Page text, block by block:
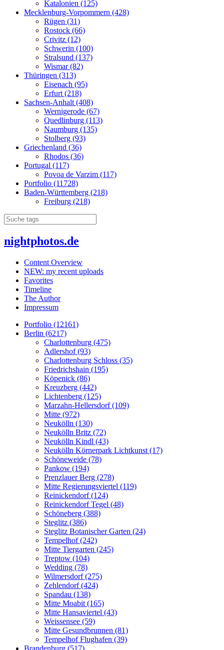
Katalonien (125)
Mecklenburg-Vorpommern (428)
Rügen (31)
Rostock (66)
Crivitz (12)
Schwerin (100)
Stralsund (137)
Wismar (82)
Thüringen (313)
Eisenach (95)
Erfurt (218)
Sachsen-Anhalt (408)
Wernigerode (67)
Quedlinburg (113)
Naumburg (135)
Stolberg (93)
Griechenland (36)
Rhodos (36)
Portugal (117)
Povoa de Varzim (117)
Portfolio (11728)
Baden-Württemberg (218)
Freiburg (218)
nightphotos.de
Content Overview
NEW: my recent uploads
Favorites
Timeline
The Author
Impressum
Portfolio (12161)
Berlin (6217)
Charlottenburg (475)
Adlershof (93)
Charlottenburg Schloss (35)
Friedrichshain (195)
Köpenick (86)
Kreuzberg (442)
Lichtenberg (125)
Marzahn-Hellersdorf (109)
Mitte (972)
Neukölln (130)
Neukölln Britz (72)
Neukölln Kindl (43)
Neukölln Körnerpark Lichtkunst (17)
Schöneweide (78)
Pankow (194)
Prenzlauer Berg (278)
Mitte Regierungsviertel (119)
Reinickendorf (124)
Reinickendorf Tegel (48)
Schöneberg (388)
Steglitz (386)
Steglitz Botanischer Garten (24)
Tempelhof (242)
Mitte Tiergarten (245)
Treptow (104)
Wedding (78)
Wilmersdorf (275)
Zehlendorf (424)
Spandau (138)
Mitte Moabit (165)
Mitte Hansaviertel (43)
Weissensee (59)
Mitte Gesundbrunnen (81)
Tempelhof Flughafen (39)
Brandenburg (517)